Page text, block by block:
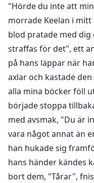
"Hörde du inte att
morrade Keelan i mitt
blod pratade med
straffas för det", ett
på hans läppar när
axlar och kastade
alla mina böcker föll
började stoppa
med avsmak, "Du är
vara något annat än
han hukade sig
hans händer kändes
bort dem, "Tårar",